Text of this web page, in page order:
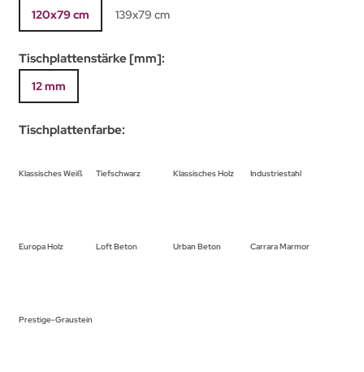
120x79 cm 139x79 cm
Tischplattenstärke [mm]:
12 mm
Tischplattenfarbe:
Klassisches Weiß Tiefschwarz Klassisches Holz Industriestahl
Europa Holz Loft Beton Urban Beton Carrara Marmor
Prestige-Graustein